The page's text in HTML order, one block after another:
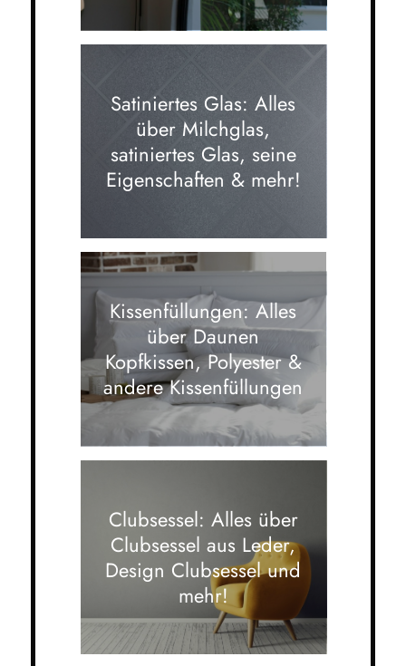
Satiniertes Glas: Alles
über Milchglas,
satiniertes Glas, seine
Eigenschaften & mehr!
Kissenfüllungen: Alles
über Daunen
Kopfkissen, Polyester &
andere Kissenfüllungen
Clubsessel: Alles über
Clubsessel aus Leder,
Design Clubsessel und
mehr!